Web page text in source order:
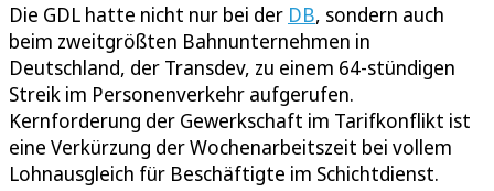
Die GDL hatte nicht nur bei der DB, sondern auch
beim zweitgrößten Bahnunternehmen in
Deutschland, der Transdev, zu einem 64-stündigen
Streik im Personenverkehr aufgerufen.
Kernforderung der Gewerkschaft im Tarifkonflikt ist
eine Verkürzung der Wochenarbeitszeit bei vollem
Lohnausgleich für Beschäftigte im Schichtdienst.